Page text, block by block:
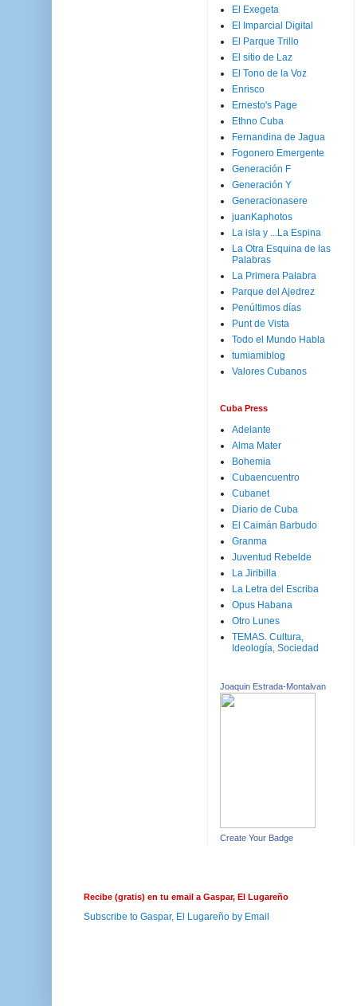
El Exegeta
El Imparcial Digital
El Parque Trillo
El sitio de Laz
El Tono de la Voz
Enrisco
Ernesto's Page
Ethno Cuba
Fernandina de Jagua
Fogonero Emergente
Generación F
Generación Y
Generacionasere
juanKaphotos
La isla y ...La Espina
La Otra Esquina de las
Palabras
La Primera Palabra
Parque del Ajedrez
Penúltimos días
Punt de Vista
Todo el Mundo Habla
tumiamiblog
Valores Cubanos
Cuba Press
Adelante
Alma Mater
Bohemia
Cubaencuentro
Cubanet
Diario de Cuba
El Caimán Barbudo
Granma
Juventud Rebelde
La Jiribilla
La Letra del Escriba
Opus Habana
Otro Lunes
TEMAS. Cultura,
Ideología, Sociedad
Joaquin Estrada-Montalvan
Create Your Badge
Recibe (gratis) en tu email a Gaspar, El Lugareño
Subscribe to Gaspar, El Lugareño by Email